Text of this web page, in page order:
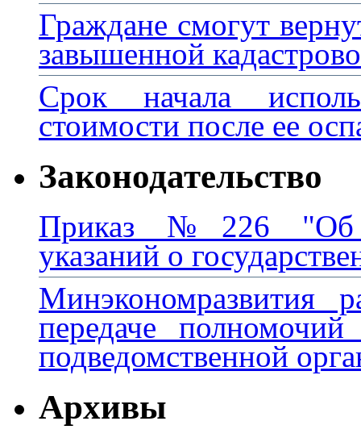
Граждане смогут
завышенной
Срок начала
стоимости после ее
Законодательство
Приказ №226 "Об
указаний о
Минэкономразвития
передаче
подведомственной
Архивы